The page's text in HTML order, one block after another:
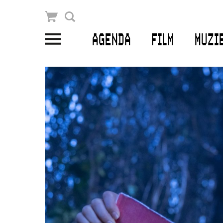
AGENDA FILM
Winkelmandje
PLAN JE BEZOEK
Openingstijden & contact
Bereikbaarheid
Kaartverkoop
EDUCATIE
Schoolvoorstellingen
Filmprogramma’s Primair Onderwijs